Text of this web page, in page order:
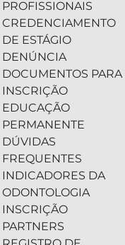
PROFISSIONAIS
CREDENCIAMENTO
DE ESTÁGIO
DENÚNCIA
DOCUMENTOS PARA
INSCRIÇÃO
EDUCAÇÃO
PERMANENTE
DÚVIDAS
FREQUENTES
INDICADORES DA
ODONTOLOGIA
INSCRIÇÃO
PARTNERS